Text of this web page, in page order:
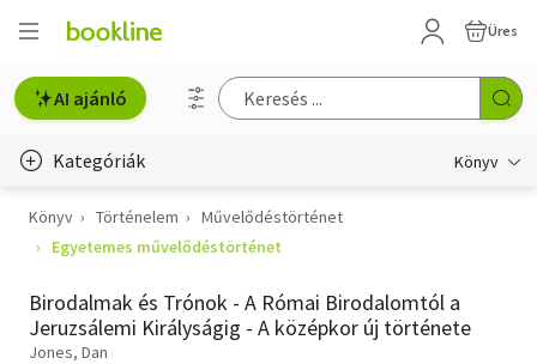
Üres
AI ajánló
Kategóriák Könyv
Életmód, egészség
Gyermek- és ifjúsági
Könyv Történelem
Művelődéstörténet
Egyetemes művelődéstörténet
Birodalmak és Trónok - A Római Birodalomtól a
Jeruzsálemi Királyságig - A középkor új története
Jones, Dan